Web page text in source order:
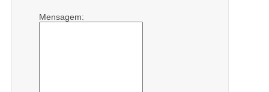
Mensagem: